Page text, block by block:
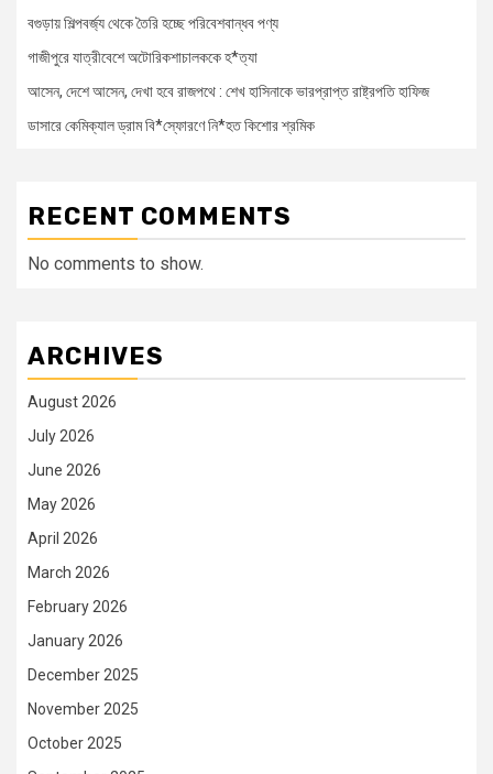
বগুড়ায় শিল্পবর্জ্য থেকে তৈরি হচ্ছে পরিবেশবান্ধব পণ্য
গাজীপুরে যাত্রীবেশে অটোরিকশাচালককে হ*ত্যা
আসেন, দেশে আসেন, দেখা হবে রাজপথে : শেখ হাসিনাকে ভারপ্রাপ্ত রাষ্ট্রপতি হাফিজ
ডাসারে কেমিক্যাল ড্রাম বি*স্ফোরণে নি*হত কিশোর শ্রমিক
RECENT COMMENTS
No comments to show.
ARCHIVES
August 2026
July 2026
June 2026
May 2026
April 2026
March 2026
February 2026
January 2026
December 2025
November 2025
October 2025